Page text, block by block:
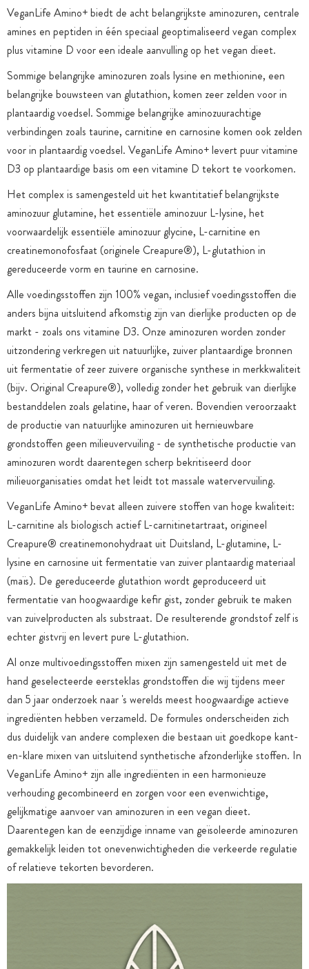
VeganLife Amino+ biedt de acht belangrijkste aminozuren, centrale
amines en peptiden in één speciaal geoptimaliseerd vegan complex
plus vitamine D voor een ideale aanvulling op het vegan dieet.
Sommige belangrijke aminozuren zoals lysine en methionine, een
belangrijke bouwsteen van glutathion, komen zeer zelden voor in
plantaardig voedsel. Sommige belangrijke aminozuurachtige
verbindingen zoals taurine, carnitine en carnosine komen ook zelden
voor in plantaardig voedsel. VeganLife Amino+ levert puur vitamine
D3 op plantaardige basis om een vitamine D tekort te voorkomen.
Het complex is samengesteld uit het kwantitatief belangrijkste
aminozuur glutamine, het essentiële aminozuur L-lysine, het
voorwaardelijk essentiële aminozuur glycine, L-carnitine en
creatinemonofosfaat (originele Creapure®), L-glutathion in
gereduceerde vorm en taurine en carnosine.
Alle voedingsstoffen zijn 100% vegan, inclusief voedingsstoffen die
anders bijna uitsluitend afkomstig zijn van dierlijke producten op de
markt - zoals ons vitamine D3. Onze aminozuren worden zonder
uitzondering verkregen uit natuurlijke, zuiver plantaardige bronnen
uit fermentatie of zeer zuivere organische synthese in merkkwaliteit
(bijv. Original Creapure®), volledig zonder het gebruik van dierlijke
bestanddelen zoals gelatine, haar of veren. Bovendien veroorzaakt
de productie van natuurlijke aminozuren uit hernieuwbare
grondstoffen geen milieuvervuiling - de synthetische productie van
aminozuren wordt daarentegen scherp bekritiseerd door
milieuorganisaties omdat het leidt tot massale watervervuiling.
VeganLife Amino+ bevat alleen zuivere stoffen van hoge kwaliteit:
L-carnitine als biologisch actief L-carnitinetartraat, origineel
Creapure® creatinemonohydraat uit Duitsland, L-glutamine, L-
lysine en carnosine uit fermentatie van zuiver plantaardig materiaal
(maïs). De gereduceerde glutathion wordt geproduceerd uit
fermentatie van hoogwaardige kefir gist, zonder gebruik te maken
van zuivelproducten als substraat. De resulterende grondstof zelf is
echter gistvrij en levert pure L-glutathion.
Al onze multivoedingsstoffen mixen zijn samengesteld uit met de
hand geselecteerde eersteklas grondstoffen die wij tijdens meer
dan 5 jaar onderzoek naar 's werelds meest hoogwaardige actieve
ingrediënten hebben verzameld. De formules onderscheiden zich
dus duidelijk van andere complexen die bestaan uit goedkope kant-
en-klare mixen van uitsluitend synthetische afzonderlijke stoffen. In
VeganLife Amino+ zijn alle ingrediënten in een harmonieuze
verhouding gecombineerd en zorgen voor een evenwichtige,
gelijkmatige aanvoer van aminozuren in een vegan dieet.
Daarentegen kan de eenzijdige inname van geïsoleerde aminozuren
gemakkelijk leiden tot onevenwichtigheden die verkeerde regulatie
of relatieve tekorten bevorderen.